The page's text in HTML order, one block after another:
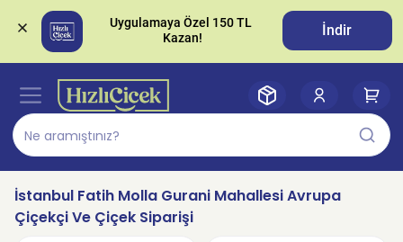
Uygulamaya Özel 150 TL
İndir
İstanbul Fatih Molla Gurani Mahallesi Avrupa
Çiçekçi Ve Çiçek Siparişi